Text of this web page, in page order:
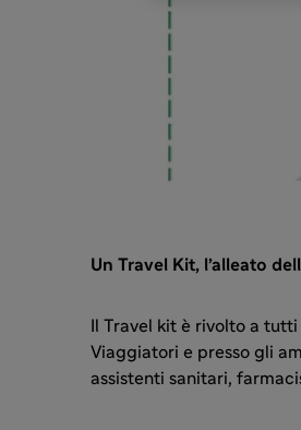
Un Travel Kit, l’alleato
Il Travel kit è rivolto a
Viaggiatori e presso gli
assistenti sanitari,